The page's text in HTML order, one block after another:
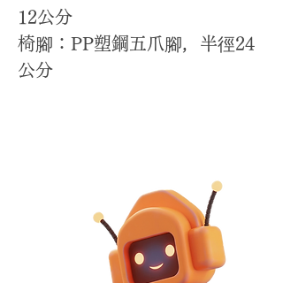
12公分
椅腳：PP塑鋼五爪腳，半徑24
公分